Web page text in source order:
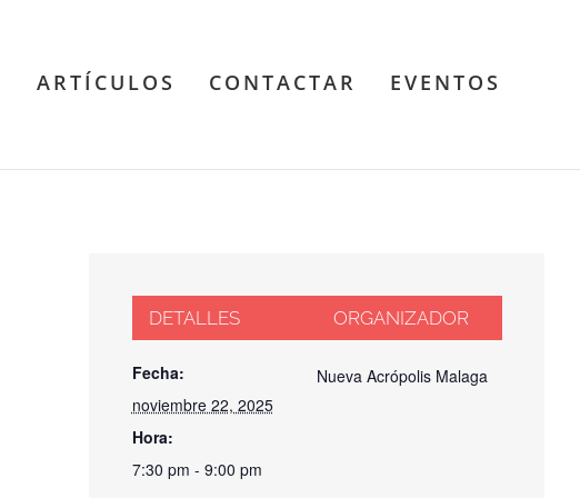
ARTÍCULOS CONTACTAR EVENTOS
DETALLES
Fecha:
noviembre 22, 2025
Hora:
7:30 pm - 9:00 pm
ORGANIZADOR
Nueva Acrópolis Malaga